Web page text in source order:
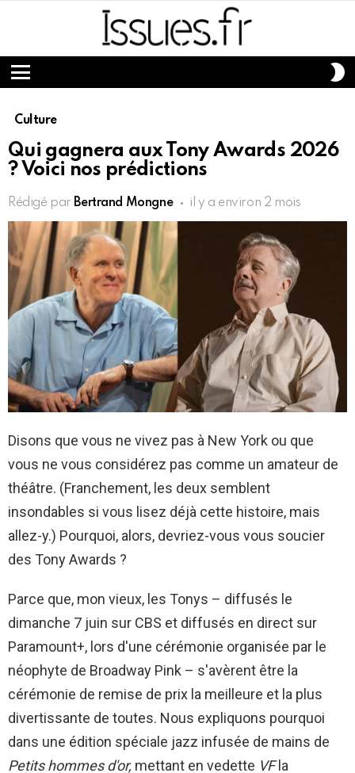
Menu
Culture
Qui gagnera aux Tony Awards 2026
? Voici nos prédictions
Rédigé par Bertrand Mongne il y a environ 2 mois
Disons que vous ne vivez pas à New York ou que
vous ne vous considérez pas comme un amateur de
théâtre. (Franchement, les deux semblent
insondables si vous lisez déjà cette histoire, mais
allez-y.) Pourquoi, alors, devriez-vous vous soucier
des Tony Awards ?
Parce que, mon vieux, les Tonys – diffusés le
dimanche 7 juin sur CBS et diffusés en direct sur
Paramount+, lors d'une cérémonie organisée par le
néophyte de Broadway Pink – s'avèrent être la
cérémonie de remise de prix la meilleure et la plus
divertissante de toutes. Nous expliquons pourquoi
dans une édition spéciale jazz infusée de mains de
Petits hommes d'or, mettant en vedette VFla